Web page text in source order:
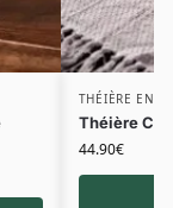
THÉIÈRE EN
Théière
44.90€